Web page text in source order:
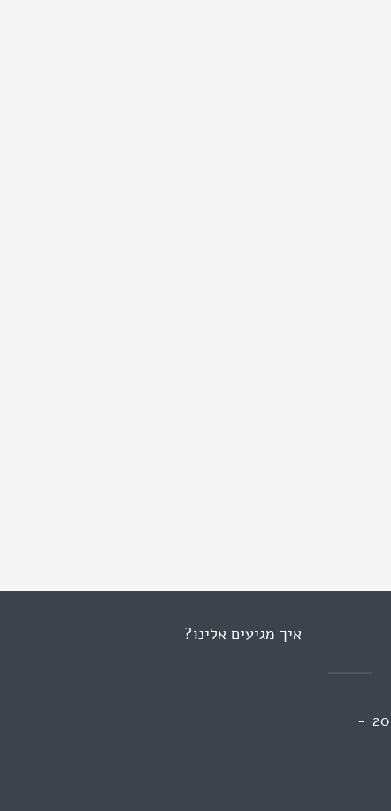
ראשון 13:00 - 09:00 | 20:00 -
איך מגיעים אלינו?